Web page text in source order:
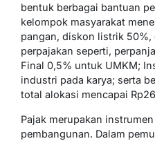
bentuk berbagai bantuan
kelompok masyarakat
pangan, diskon listrik
perpajakan seperti,
Final 0,5% untuk UMKM;
industri pada karya; serta
total alokasi mencapai
Pajak merupakan
pembangunan. Dalam